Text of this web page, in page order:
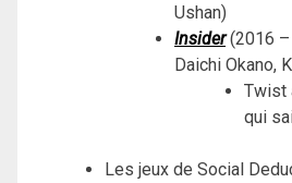
Ushan)
Insider(2016 –
Daichi Okano,
Twist
qui
Les jeux de Social